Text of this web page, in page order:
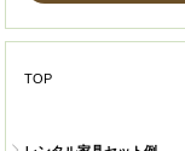
TOP